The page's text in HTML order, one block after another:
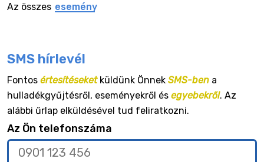
Az összes esemény
SMS hírlevél
Fontos értesítéseketküldünk Önnek SMS-ben a
hulladékgyűjtésről, eseményekről és egyebekről. Az
alábbi űrlap elküldésével tud feliratkozni.
Az Ön telefonszáma